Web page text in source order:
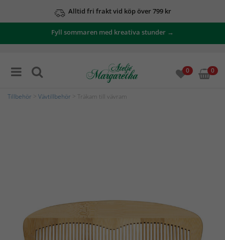
Alltid fri frakt vid köp över 799 kr
Fyll sommaren med kreativa stunder →
0 0
Tillbehör Vävtillbehör > Träkam till vävram